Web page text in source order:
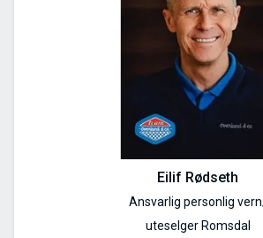
Eilif Rødseth
Ansvarlig personlig
uteselger Romsdal